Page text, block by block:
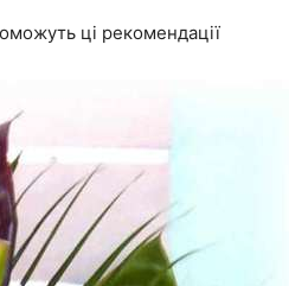
ці рекомендації